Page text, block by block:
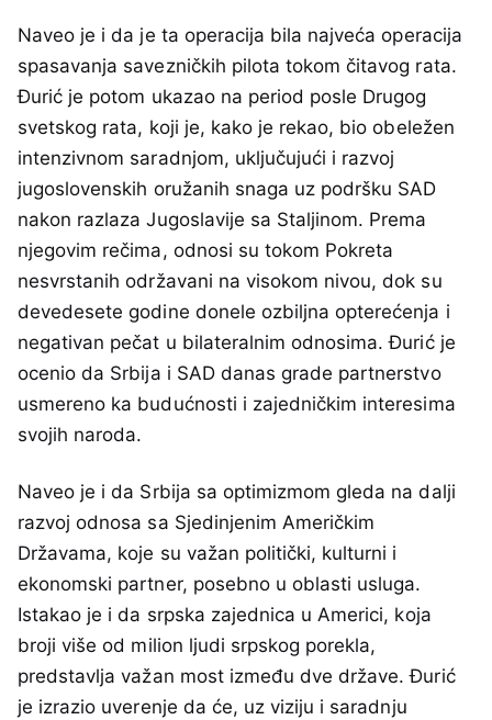
Naveo je i da je ta operacija bila najveća operacija
spasavanja savezničkih pilota tokom čitavog rata.
Đurić je potom ukazao na period posle Drugog
svetskog rata, koji je, kako je rekao, bio obeležen
intenzivnom saradnjom, uključujući i razvoj
jugoslovenskih oružanih snaga uz podršku SAD
nakon razlaza Jugoslavije sa Staljinom. Prema
njegovim rečima, odnosi su tokom Pokreta
nesvrstanih održavani na visokom nivou, dok su
devedesete godine donele ozbiljna opterećenja i
negativan pečat u bilateralnim odnosima. Đurić je
ocenio da Srbija i SAD danas grade partnerstvo
usmereno ka budućnosti i zajedničkim interesima
svojih naroda.
Naveo je i da Srbija sa optimizmom gleda na dalji
razvoj odnosa sa Sjedinjenim Američkim
Državama, koje su važan politički, kulturni i
ekonomski partner, posebno u oblasti usluga.
Istakao je i da srpska zajednica u Americi, koja
broji više od milion ljudi srpskog porekla,
predstavlja važan most između dve države. Đurić
je izrazio uverenje da će, uz viziju i saradnju